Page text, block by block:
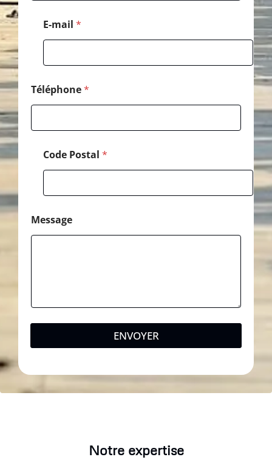
E-mail *
Téléphone*
s
s
a
g
e
C
o
d
Code Postal *
Message
ENVOYER
Notre expertise